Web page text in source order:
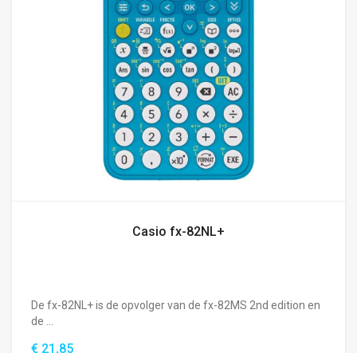
Casio fx-82NL+
De fx-82NL+ is de opvolger van de fx-82MS 2nd edition en
de ...
€ 21,85